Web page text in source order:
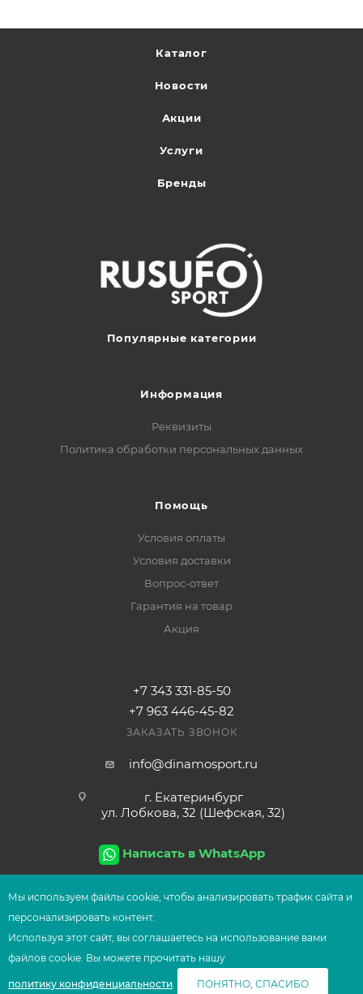
В КОРЗИНУ
Каталог
Новости
Акции
Услуги
Бренды
Популярные категории
Информация
Реквизиты
Политика обработки персональных данных
Помощь
Условия оплаты
Условия доставки
Вопрос-ответ
Гарантия на товар
Акция
+7 343 331-85-50
+7 963 446-45-82
ЗАКАЗАТЬ ЗВОНОК
info@dinamosport.ru
г. Екатеринбург
ул. Лобкова, 32 (Шефская, 32)
Написать в WhatsApp
2026© Сеть магазинов UFOsport
Мы используем файлы сооkіе, чтобы анализировать трафик сайта и
персонализировать контент.
Используя этот сайт, вы соглашаетесь на использование вами
файлов сооkіе. Вы можете прочитать нашу
политику конфиденциальности.
ПОНЯТНО, СПАСИБО